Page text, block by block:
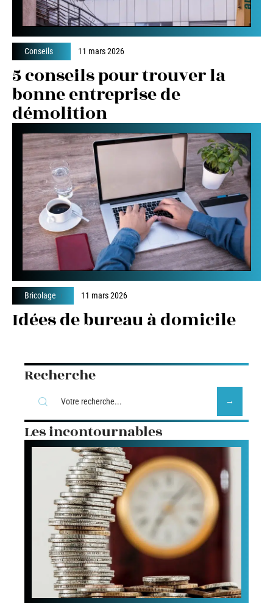
Conseils 11 mars 2026
5 conseils pour trouver la
bonne entreprise de
démolition
Bricolage 11 mars 2026
Idées de bureau à domicile
Recherche
Les incontournables